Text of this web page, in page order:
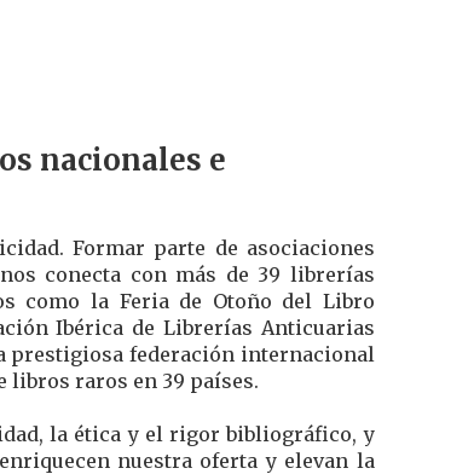
nacionales e
Formar parte de asociaciones
conecta con más de 39 librerías
como la Feria de Otoño del Libro
Ibérica de Librerías Anticuarias
prestigiosa federación internacional
libros raros en 39 países.
la ética y el rigor bibliográfico, y
nuestra oferta y elevan la